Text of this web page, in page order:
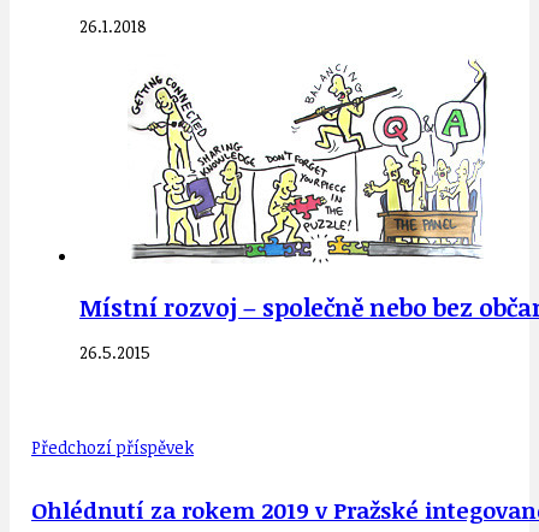
26.1.2018
Místní rozvoj – společně nebo bez
26.5.2015
Předchozí příspěvek
Ohlédnutí za rokem 2019 v Pražské